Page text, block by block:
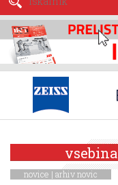
vsebina
novice | arhiv novic